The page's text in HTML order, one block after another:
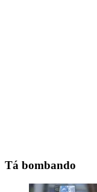
Tá bombando